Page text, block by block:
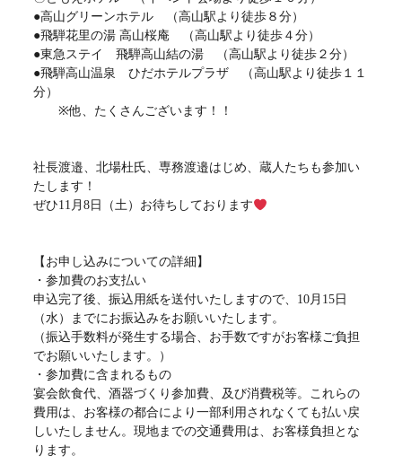
●高山グリーンホテル （高山駅より徒歩８分）
●飛騨花里の湯 高山桜庵 （高山駅より徒歩４分）
●東急ステイ 飛騨高山結の湯 （高山駅より徒歩２分）
●飛騨高山温泉 ひだホテルプラザ （高山駅より徒歩１１
分）
※他、たくさんございます！！
社長渡邉、北場杜氏、専務渡邉はじめ、蔵人たちも参加い
たします！
ぜひ11月8日（土）お待ちしております
【お申し込みについての詳細】
・参加費のお支払い
申込完了後、振込用紙を送付いたしますので、10月15日
（水）までにお振込みをお願いいたします。
（振込手数料が発生する場合、お手数ですがお客様ご負担
でお願いいたします。）
・参加費に含まれるもの
宴会飲食代、酒器づくり参加費、及び消費税等。これらの
費用は、お客様の都合により一部利用されなくても払い戻
しいたしません。現地までの交通費用は、お客様負担とな
ります。